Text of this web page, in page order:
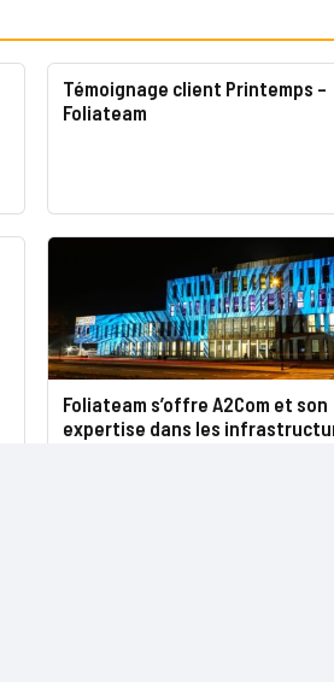
Témoignage client Printemps –
Foliateam
Foliateam s’offre A2Com et son
expertise dans les